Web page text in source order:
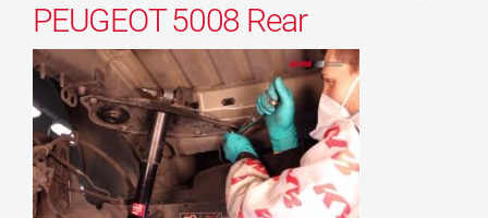
PEUGEOT 5008 Rear